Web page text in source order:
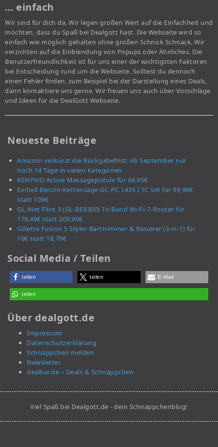
… einfach
Wir sind für dich da. Wir legen großen Wert auf die Einfachheit und
möchten, dass du Spaß bei Dealgott hast. Die Webseite wird so
einfach wie möglich gehalten ohne großen Schnick Schnack. Wir
verzichten auf die Einblendung von Popups oder Ähnliches. Die
Benutzerfreundlichkeit ist für uns einer der wichtigsten Faktoren
bei Entscheidung rund um die Webseite. Solltest du dennoch
einen Fehler finden, zum Beispiel bei der Darstellung eines Deals,
dann kontaktiere uns gerne. Wir freuen uns auch über Vorschläge
und Ideen für die DealGott Webseite.
Neueste Beiträge
Amazon verkürzt die Rückgabefrist: Ab September nur
noch 14 Tage in vielen Kategorien
RENPHO Active Massagepistole für 64,95€
Einhell Benzin-Kettensäge GC-PC 1435 I TC Set für 99,99€
statt 109€
GL.iNet Flint 3 (GL-BE9300) Tri-Band Wi-Fi-7-Router für
178,49€ statt 209,90€
Gillette Fusion 5 Styler Barttrimmer & Rasierer (3-in-1) für
16€ statt 18,79€
Social Media / Teilen
teilen teilen E-Mail
teilen
Über dealgott.de
Impressum
Datenschutzerklärung
Schnäppchen melden
Newsletter
dealhai.de – Deals & Schnäppchen
Viel Spaß bei Dealgott.de - dein Schnäppchenblog!